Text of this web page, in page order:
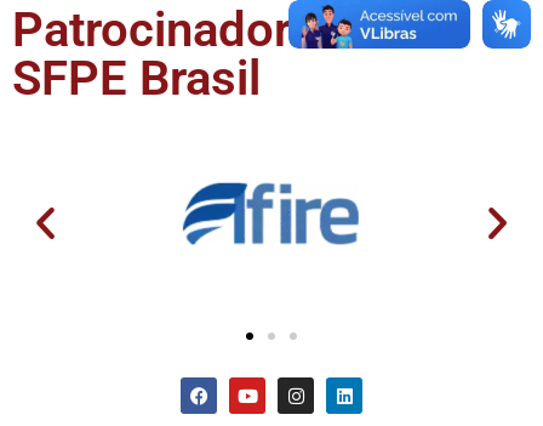
Patrocinadores da
SFPE Brasil